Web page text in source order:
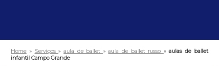
Home » Serviços» aula de ballet »aula de ballet russo »aulas de ballet
infantil Campo Grande